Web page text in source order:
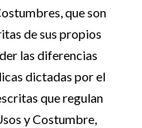
que son
de sus propios
las diferencias
dictadas por el
que regulan
y Costumbre,